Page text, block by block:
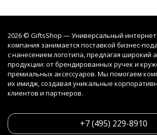
2026 © GiftsShop — Универсальный
компания занимается поставкой бизнес-
с нанесением логотипа, предлагая широкий
продукции: от брендированных ручек и
премиальных аксессуаров. Мы помогаем
их имидж, создавая уникальные
клиентов и партнеров.
+7 (495) 229-8910